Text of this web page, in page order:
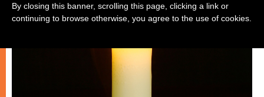
By closing this banner, scrolling this page, clicking a link or
continuing to browse otherwise, you agree to the use of cookies.